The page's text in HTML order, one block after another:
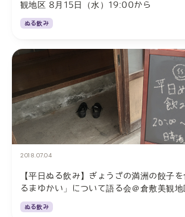
観地区 8月15日（水）19:00から
ぬる飲み
2018.07.04
【平日ぬる飲み】ぎょうざの満洲の餃子
るまゆかい」について語る会＠倉敷美観
（水）19:30から
ぬる飲み